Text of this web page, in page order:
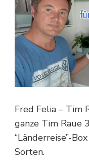
Fred Felia – Tim
ganze Tim Raue
“Länderreise”-
Sorten.